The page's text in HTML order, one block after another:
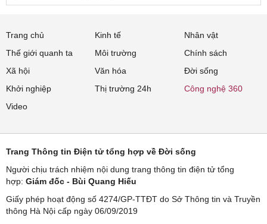
Trang chủ Kinh tế
Nhân vật
Thế giới quanh ta
Môi trường
Chính sách
Xã hội
Văn hóa
Đời sống
Khởi nghiệp
Thị trường 24h
Công nghệ 360
Video
Trang Thông tin Điện tử tổng hợp về Đời sống
Người chịu trách nhiệm nội dung trang thông tin điện tử tổng
hợp: Giám đốc - Bùi Quang Hiếu
Giấy phép hoạt động số 4274/GP-TTĐT do Sở Thông tin và Truyền
thông Hà Nội cấp ngày 06/09/2019